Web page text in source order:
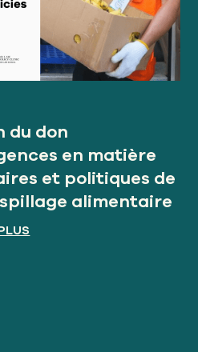
du don
en matière
et politiques de
alimentaire